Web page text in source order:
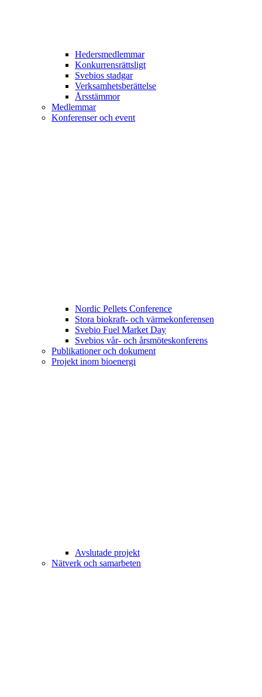
Hedersmedlemmar
Konkurrensrättsligt
Svebios stadgar
Verksamhetsberättelse
Årsstämmor
Medlemmar
Konferenser och event
Nordic Pellets Conference
Stora biokraft- och värmekonferensen
Svebio Fuel Market Day
Svebios vår- och årsmöteskonferens
Publikationer och dokument
Projekt inom bioenergi
Avslutade projekt
Nätverk och samarbeten